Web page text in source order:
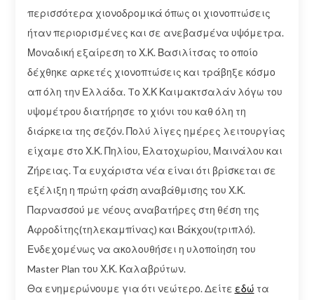
περισσότερα χιονοδρομικά όπως οι χιονοπτώσεις
ήταν περιορισμένες και σε ανεβασμένα υψόμετρα.
Μοναδική εξαίρεση το Χ.Κ. Βασιλίτσας το οποίο
δέχθηκε αρκετές χιονοπτώσεις και τράβηξε κόσμο
απ όλη την Ελλάδα. Tο Χ.Κ Καιμακτσαλάν λόγω του
υψομέτρου διατήρησε το χιόνι του καθ όλη τη
διάρκεια της σεζόν. Πολύ λίγες ημέρες λειτουργίας
είχαμε στο Χ.Κ. Πηλίου, Ελατοχωρίου, Μαινάλου και
Ζήρειας. Τα ευχάριστα νέα είναι ότι βρίσκεται σε
εξέλιξη η πρώτη φάση αναβάθμισης του Χ.Κ.
Παρνασσού με νέους αναβατήρες στη θέση της
Αφροδίτης(τηλεκαμπίνας) και Βάκχου(τριπλό).
Ενδεχομένως να ακολουθήσει η υλοποίηση του
Master Plan του Χ.Κ. Καλαβρύτων.
Θα ενημερώνουμε για ότι νεώτερο. Δείτε εδώ τα